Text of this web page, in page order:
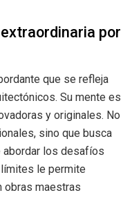
por
que se refleja
Su mente es
y originales. No
sino que busca
abordar los desafíos
le permite
obras maestras